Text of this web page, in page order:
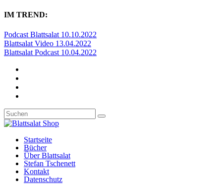
IM TREND:
Podcast Blattsalat 10.10.2022
Blattsalat Video 13.04.2022
Blattsalat Podcast 10.04.2022
Startseite
Bücher
Über Blattsalat
Stefan Tschenett
Kontakt
Datenschutz